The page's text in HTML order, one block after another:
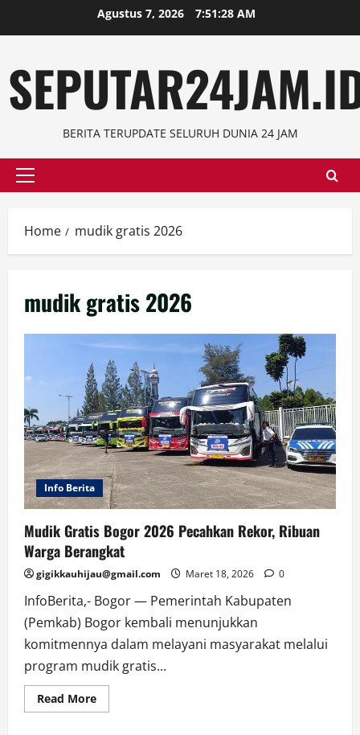
to
Agustus 7, 2026 7:51:29 AM
BERITA TERUPDATE SELURUH DUNIA 24 JAM
Primary
Home mudik gratis 2026
mudik gratis 2026
Info Berita
Mudik Gratis Bogor 2026 Pecahkan Rekor, Ribuan
Warga Berangkat
gigikkauhijau@gmail.com Maret 18, 2026 0
InfoBerita,- Bogor — Pemerintah Kabupaten
(Pemkab) Bogor kembali menunjukkan
komitmennya dalam melayani masyarakat melalui
program mudik gratis...
Read MoreRead
more